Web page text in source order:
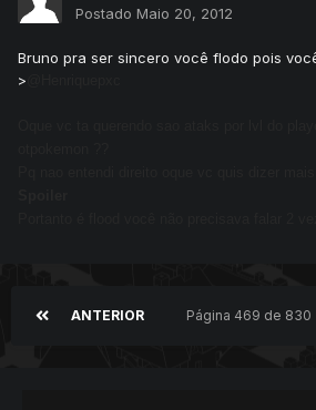
Postado Maio 20, 2012
Bruno pra ser sincero você flodo pois
>
ANTERIOR Página 469 de 830